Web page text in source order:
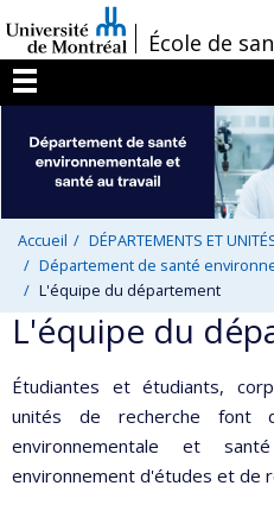
au
contenu
/École de
Menu
Accueil
DÉPARTEMENTS ET
Département de santé
L'équipe du département
L'équipe du
Étudiantes et étudiants,
unités de recherche font
environnementale et
environnement d'études et de